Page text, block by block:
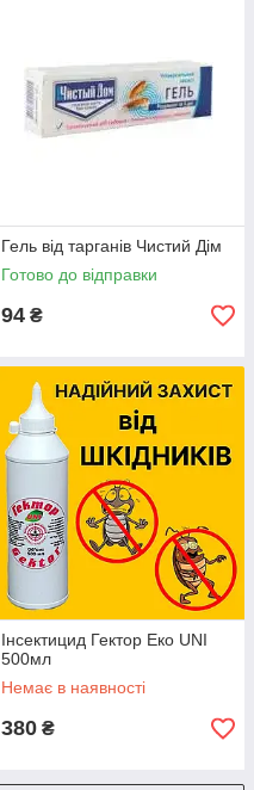
Гель від тарганів Чистий Дім
Готово до відправки
94 ₴
Інсектицид Гектор Еко UNI
500мл
Немає в наявності
380 ₴